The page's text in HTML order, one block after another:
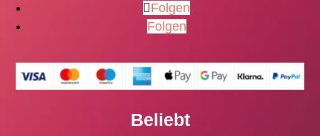
Folgen
Folgen
Beliebt